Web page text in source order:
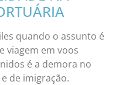
quando o assunto é
viagem em voos
é a demora no
de imigração.